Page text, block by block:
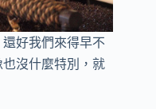
還好我們來得早不
沒什麼特別，就